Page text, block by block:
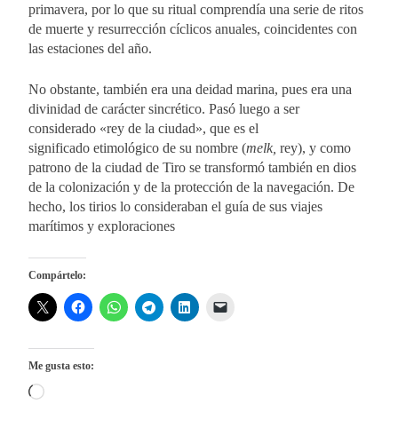
primavera, por lo que su ritual comprendía una serie de ritos
de muerte y resurrección cíclicos anuales, coincidentes con
las estaciones del año.
No obstante, también era una deidad marina, pues era una
divinidad de carácter sincrético. Pasó luego a ser
considerado «rey de la ciudad», que es el
significado etimológico de su nombre (melk, rey), y como
patrono de la ciudad de Tiro se transformó también en dios
de la colonización y de la protección de la navegación. De
hecho, los tirios lo consideraban el guía de sus viajes
marítimos y exploraciones
Compártelo:
Me gusta esto:
Cargando...